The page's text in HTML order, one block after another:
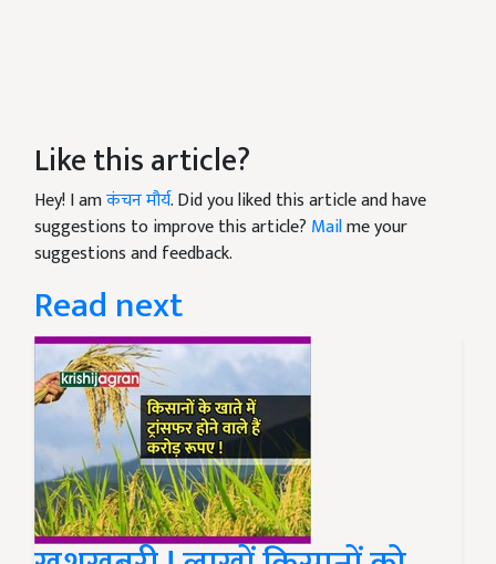
Like this article?
Hey! I amकंचन मौर्य. Did you liked this article and have
suggestions to improve this article? Mailme your
suggestions and feedback.
Read next